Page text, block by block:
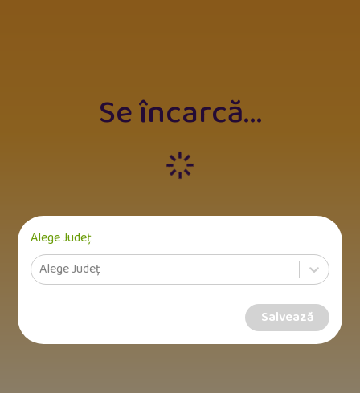
Se încarcă...
Alege Județ
Alege Județ
Salvează